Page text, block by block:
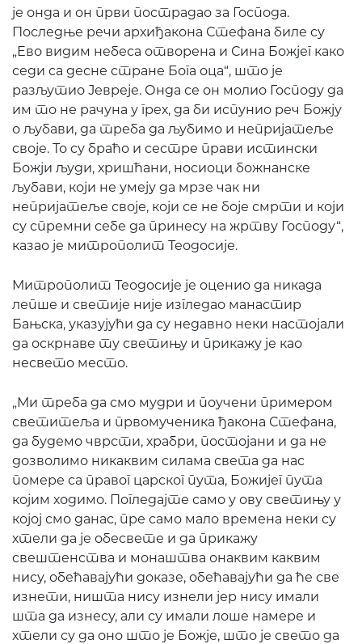
је онда и он први пострадао за Господа.
Последње речи архиђакона Стефана биле су
„Ево видим небеса отворена и Сина Божјег како
седи са десне стране Бога оца“, што је
разљутио Јевреје. Онда се он молио Господу да
им то не рачуна у грех, да би испунио реч Божју
о љубави, да треба да љубимо и непријатеље
своје. То су браћо и сестре прави истински
Божји људи, хришћани, носиоци божнанске
љубави, који не умеју да мрзе чак ни
непријатеље своје, који се не боје смрти и који
су спремни себе да принесу на жртву Господу“,
казао је митрополит Теодосије.
Митрополит Теодосије је оценио да никада
лепше и светије није изгледао манастир
Бањска, указујући да су недавно неки настојали
да оскрнаве ту светињу и прикажу је као
несвето место.
„Ми треба да смо мудри и поучени примером
светитеља и првомученика ђакона Стефана,
да будемо чврсти, храбри, постојани и да не
дозволимо никаквим силама света да нас
помере са правог царског пута, Божијег пута
којим ходимо. Погледајте само у ову светињу у
којој смо данас, пре само мало времена неки су
хтели да је обесвете и да прикажу
свештенства и монаштва онаквим каквим
нису, обећавајући доказе, обећавајући да ће све
изнети, ништа нису изнели јер нису имали
шта да изнесу, али су имали лоше намере и
хтели су да оно што је Божје, што је свето да